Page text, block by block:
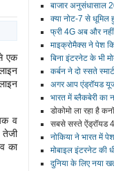
एक
व
तेजी
का
बाजार अनुसंधासाल
क्या नोट-7 से धूमिल
फ्री 4G अब और
माइक्रोमैक्स ने पेश
बिना इंटरनेट के भी
कर्बन ने दो स्सते
अगर आप एंड्रॉयड
भारत में ब्लैकबेरी का
डोकोमो ला रहा है
सबसे सस्ते ऐंड्रॉयड
नोकिया ने भारत में
मोबाइल इंटरनेट की
दुनिया के लिए नया